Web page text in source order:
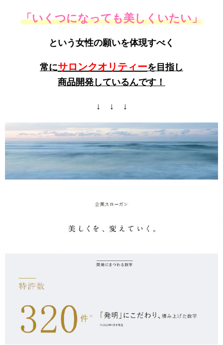
「いくつになっても美しくいたい」
という女性の願いを体現すべく
常にサロンクオリティーを目指し
商品開発しているんです！
↓ ↓ ↓